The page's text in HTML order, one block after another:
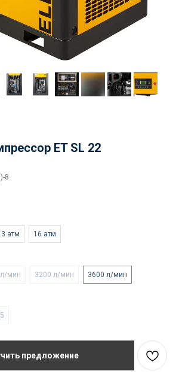
ET SL 22
8
атм 16 атм
мин 3200 л/мин 3600 л/мин
предложение